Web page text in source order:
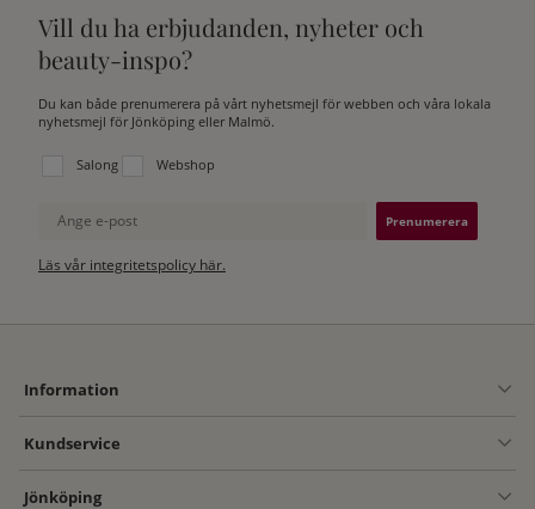
Vill du ha erbjudanden, nyheter och
beauty-inspo?
Du kan både prenumerera på vårt nyhetsmejl för webben och våra lokala
nyhetsmejl för Jönköping eller Malmö.
Välj vilken lista du vill prenumerera på:
Salong Webshop
Ange e-post
Läs vår integritetspolicy här.
Information
Kundservice
Jönköping